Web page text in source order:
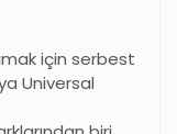
için serbest
Universal